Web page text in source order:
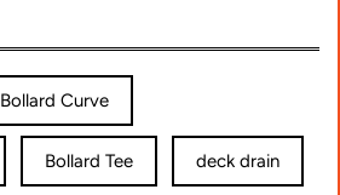
Bollard Curve
Bollard Tee deck drain